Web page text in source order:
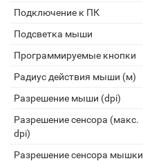
Подключение к ПК
Подсветка мыши
Программируемые кнопки
Радиус действия мыши (м)
Разрешение мыши (dpi)
Разрешение сенсора (макс.
dpi)
Разрешение сенсора мышки